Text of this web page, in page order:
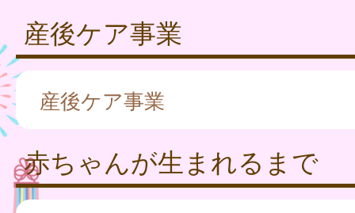
産後ケア事業
産後ケア事業
赤ちゃんが生まれるまで